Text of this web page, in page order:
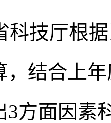
科技厅根
，结合上
3方面因素